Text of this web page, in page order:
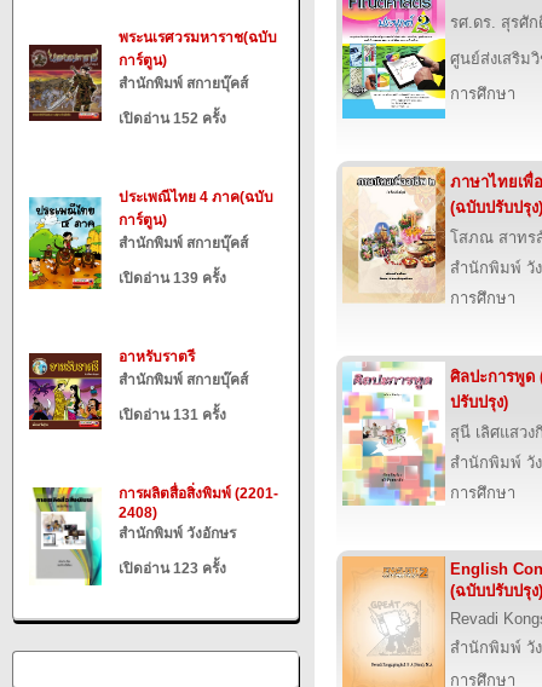
พระนเรศวรมหาราช(ฉบับ
การ์ตูน)
สำนักพิมพ์ สกายบุ๊คส์
เปิดอ่าน 152 ครั้ง
ประเพณีไทย 4 ภาค(ฉบับ
การ์ตูน)
สำนักพิมพ์ สกายบุ๊คส์
เปิดอ่าน 139 ครั้ง
อาหรับราตรี
สำนักพิมพ์ สกายบุ๊คส์
เปิดอ่าน 131 ครั้ง
การผลิตสื่อสิ่งพิมพ์ (2201-
2408)
สำนักพิมพ์ วังอักษร
เปิดอ่าน 123 ครั้ง
รศ.ดร. สุรศั
ศูนย์ส่งเสริม
การศึกษา
ภาษาไทยเพื่
(ฉบับปรับปรุง)
โสภณ สาทร
สำนักพิมพ์ วั
การศึกษา
ศิลปะการพูด
ปรับปรุง)
สุนี เลิศแสวง
สำนักพิมพ์ วั
การศึกษา
English
(ฉบับปรับปรุง)
Revadi
สำนักพิมพ์ วั
การศึกษา